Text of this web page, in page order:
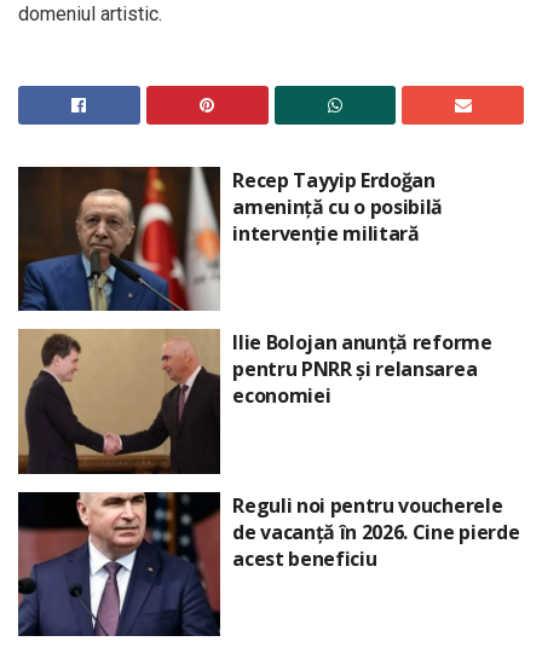
domeniul artistic.
Recep Tayyip Erdoğan
amenință cu o posibilă
intervenție militară
Ilie Bolojan anunță reforme
pentru PNRR și relansarea
economiei
Reguli noi pentru voucherele
de vacanță în 2026. Cine pierde
acest beneficiu